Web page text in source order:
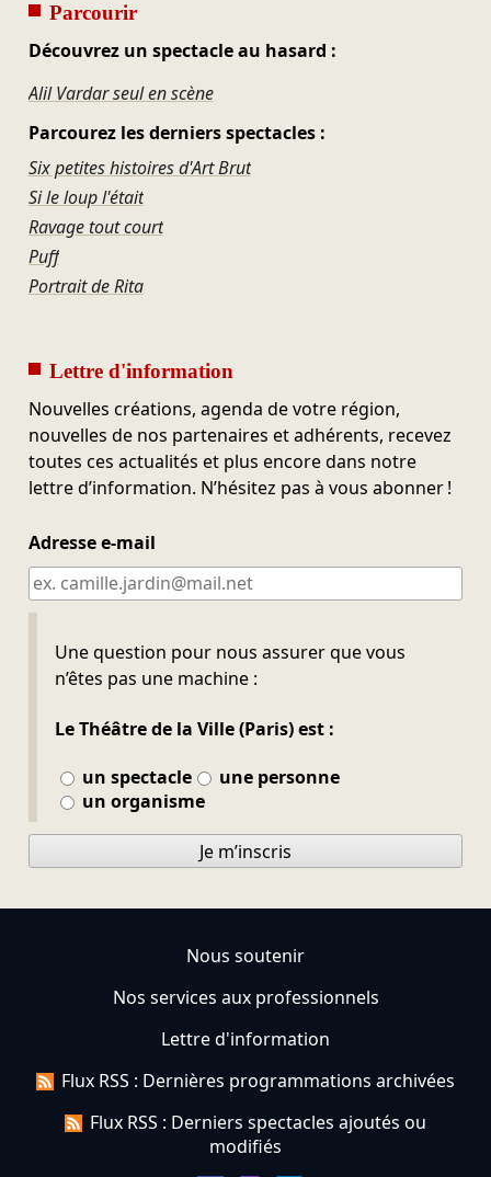
Parcourir
Découvrez un spectacle au hasard :
Alil Vardar seul en scène
Parcourez les derniers spectacles :
Six petites histoires d'Art Brut
Si le loup l'était
Ravage tout court
Puff
Portrait de Rita
Lettre d'information
Nouvelles créations, agenda de votre région,
nouvelles de nos partenaires et adhérents, recevez
toutes ces actualités et plus encore dans notre
lettre d’information. N’hésitez pas à vous abonner !
Adresse e-mail
Une question pour nous assurer que vous
n’êtes pas une machine :
Le Théâtre de la Ville (Paris) est :
un spectacle
une personne
un organisme
Ne pas remplir
Je m’inscris
Nous soutenir
Nos services aux professionnels
Lettre d'information
Flux RSS : Dernières programmations archivées
Flux RSS : Derniers spectacles ajoutés ou
modifiés